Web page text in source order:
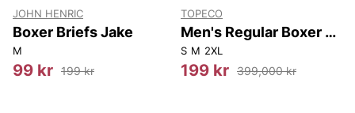
JOHN HENRIC
Boxer Briefs Jake
M
99 kr 199 kr
TOPECO
Men's Regular Boxer 3-
p
S M 2XL
199 kr 399,000 kr